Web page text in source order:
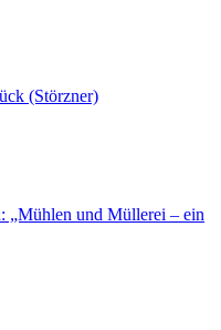
(Störzner)
„Mühlen und Müllerei – ein